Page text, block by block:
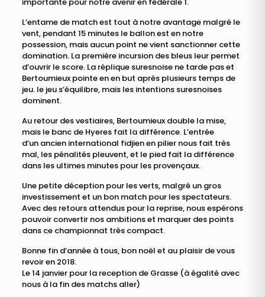
L’entame de match est tout à notre avantage malgré le
vent, pendant 15 minutes le ballon est en notre
possession, mais aucun point ne vient sanctionner cette
domination. La première incursion des bleus leur permet
d’ouvrir le score. La réplique suresnoise ne tarde pas et
Bertoumieux pointe en en but après plusieurs temps de
jeu. le jeu s’équilibre, mais les intentions suresnoises
dominent.
Au retour des vestiaires, Bertoumieux double la mise,
mais le banc de Hyeres fait la différence. L’entrée
d’un ancien international fidjien en pilier nous fait très
mal, les pénalités pleuvent, et le pied fait la différence
dans les ultimes minutes pour les provençaux.
Une petite déception pour les verts, malgré un gros
investissement et un bon match pour les spectateurs.
Avec des retours attendus pour la reprise, nous espérons
pouvoir convertir nos ambitions et marquer des points
dans ce championnat très compact.
Bonne fin d’année à tous, bon noël et au plaisir de vous
revoir en 2018.
Le 14 janvier pour la reception de Grasse (à égalité avec
nous à la fin des matchs aller)